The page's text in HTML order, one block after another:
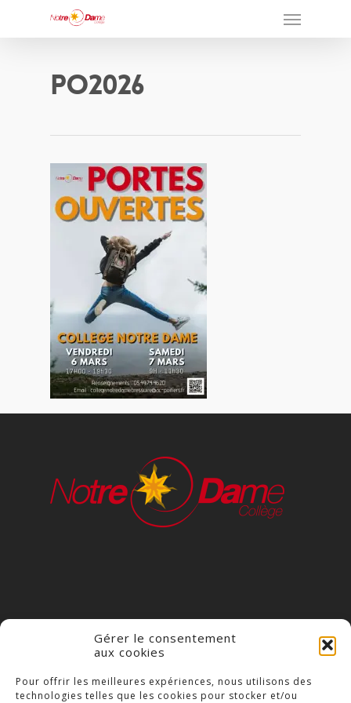
Gérer le consentement
aux cookies
Pour offrir les meilleures expériences, nous utilisons des
technologies telles que les cookies pour stocker et/ou
PO2026
COLLÈGE NOTRE DAME